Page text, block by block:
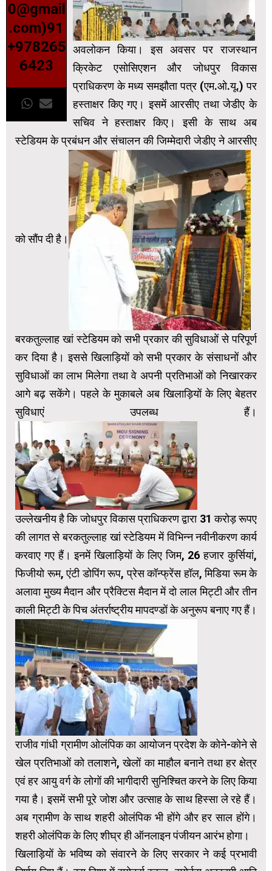
0@gmail
.com)91
+978265
6423
अवलोकन किया। इस अवसर पर राजस्थान
क्रिकेट एसोसिएशन और जोधपुर विकास
प्राधिकरण के मध्य समझौता पत्र (एम.ओ.यू.) पर
हस्ताक्षर किए गए। इसमें आरसीए तथा जेडीए के
सचिव ने हस्ताक्षर किए। इसी के साथ अब
स्टेडियम के प्रबंधन और संचालन की जिम्मेदारी जेडीए ने आरसीए
को सौंप दी है।
बरकतुल्लाह खां स्टेडियम को सभी प्रकार की सुविधाओं से परिपूर्ण
कर दिया है। इससे खिलाड़ियों को सभी प्रकार के संसाधनों और
सुविधाओं का लाभ मिलेगा तथा वे अपनी प्रतिभाओं को निखारकर
आगे बढ़ सकेंगे। पहले के मुकाबले अब खिलाड़ियों के लिए बेहतर
सुविधाएं उपलब्ध हैं।
उल्लेखनीय है कि जोधपुर विकास प्राधिकरण द्वारा 31 करोड़ रूपए
की लागत से बरकतुल्लाह खां स्टेडियम में विभिन्न नवीनीकरण कार्य
करवाए गए हैं। इनमें खिलाड़ियों के लिए जिम, 26 हजार कुर्सियां,
फिजीयो रूम, एंटी डोपिंग रूप, प्रेस कॉन्फ्रेंस हॉल, मिडिया रूम के
अलावा मुख्य मैदान और प्रैक्टिस मैदान में दो लाल मिट्टी और तीन
काली मिट्टी के पिच अंतर्राष्ट्रीय मापदण्डों के अनुरूप बनाए गए हैं।
राजीव गांधी ग्रामीण ओलंपिक का आयोजन प्रदेश के कोने-कोने से
खेल प्रतिभाओं को तलाशने, खेलों का माहौल बनाने तथा हर क्षेत्र
एवं हर आयु वर्ग के लोगों की भागीदारी सुनिश्चित करने के लिए किया
गया है। इसमें सभी पूरे जोश और उत्साह के साथ हिस्सा ले रहे हैं।
अब ग्रामीण के साथ शहरी ओलंपिक भी होंगे और हर साल होंगे।
शहरी ओलंपिक के लिए शीघ्र ही ऑनलाइन पंजीयन आरंभ होगा।
खिलाड़ियों के भविष्य को संवारने के लिए सरकार ने कई प्रभावी